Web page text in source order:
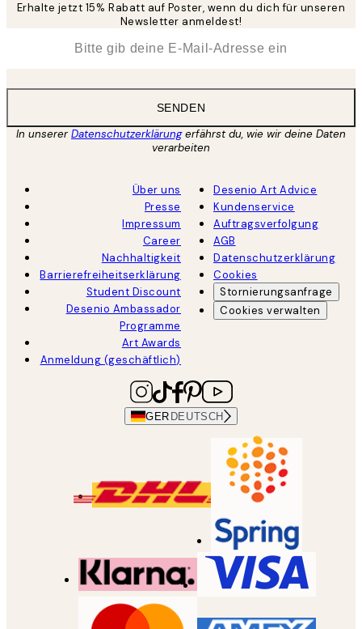
Erhalte jetzt 15% Rabatt auf Poster, wenn du dich für unseren
Newsletter anmeldest!
SENDEN
In unsererDatenschutzerklärungerfährst du, wie wir deine Daten
verarbeiten
Über uns
Presse
Impressum
Career
Nachhaltigkeit
Barrierefreiheitserklärung
Student Discount
Desenio Ambassador
Programme
Art Awards
Anmeldung (geschäftlich)
Desenio Art Advice
Kundenservice
Auftragsverfolgung
AGB
Datenschutzerklärung
Cookies
Stornierungsanfrage
Cookies verwalten
GER DEUTSCH